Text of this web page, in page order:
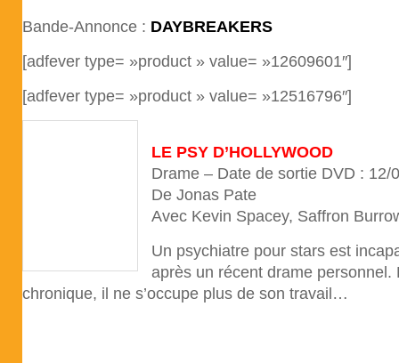
Bande-Annonce : DAYBREAKERS
[adfever type= »product » value= »12609601″]
[adfever type= »product » value= »12516796″]
LE PSY D’HOLLYWOOD
Drame – Date de sortie DVD : 12/
De Jonas Pate
Avec Kevin Spacey, Saffron
Un psychiatre pour stars est
après un récent drame personnel.
chronique, il ne s’occupe plus de son travail…